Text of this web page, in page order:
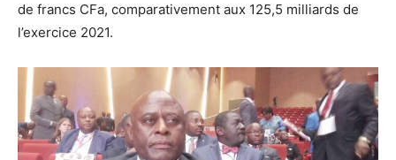
de francs CFa, comparativement aux 125,5 milliards de
l’exercice 2021.